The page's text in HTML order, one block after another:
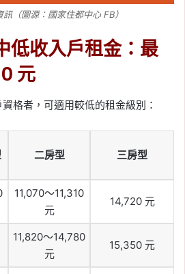
（圖源：國家住都中心 FB）
低收入戶租金：最
元
格者，可適用較低的租金級別：
二房型 三房型
11,070～11,310
元
14,720 元
11,820～14,780
元
15,350 元